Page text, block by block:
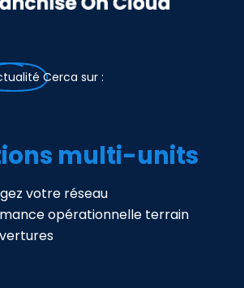
Cerca sur :
multi-units
votre réseau
opérationnelle terrain